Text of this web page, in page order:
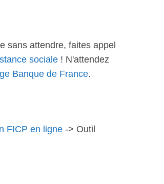
sans attendre, faites appel
sociale ! N'attendez
Banque de France.
FICP en ligne -> Outil